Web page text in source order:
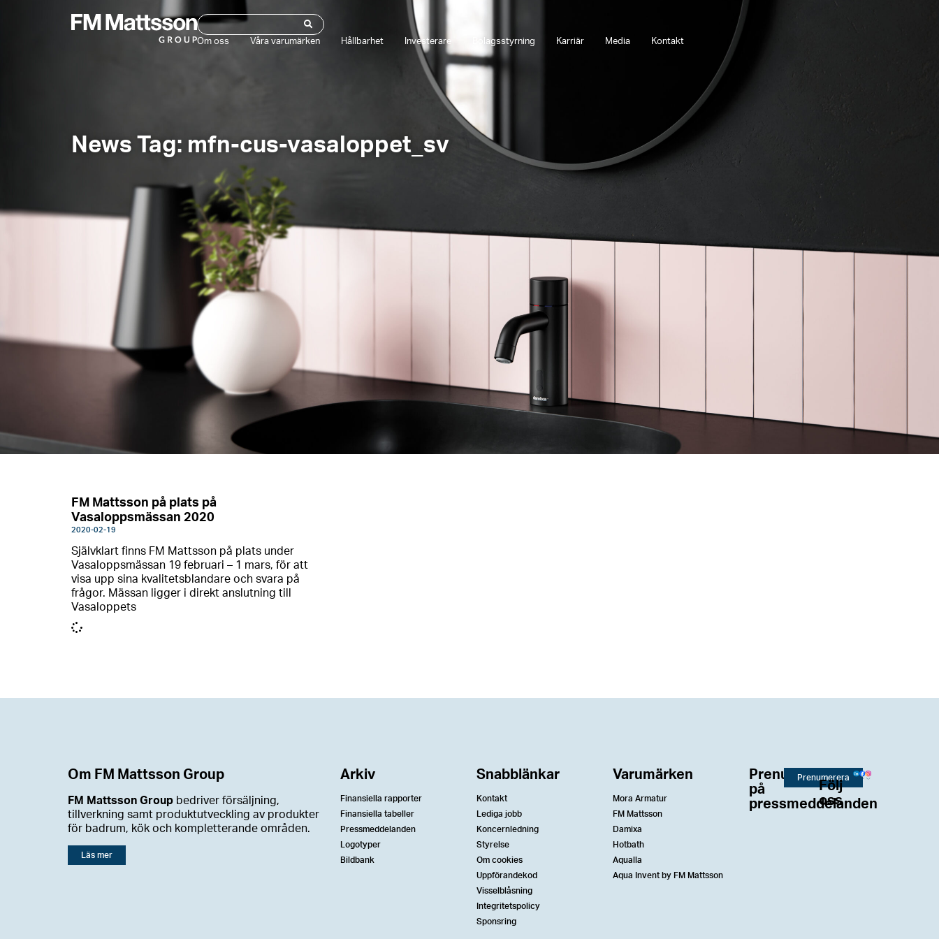
Om oss Våra varumärken Hållbarhet Investerare Bolagsstyrning Karriär Media Kontakt
News Tag: mfn-cus-vasaloppet_sv
FM Mattsson på plats på
Vasaloppsmässan 2020
2020-02-19
​Självklart finns FM Mattsson på plats under
Vasaloppsmässan 19 februari – 1 mars, för att
visa upp sina kvalitetsblandare och svara på
frågor. Mässan ligger i direkt anslutning till
Vasaloppets
Om FM Mattsson Group
FM Mattsson Group bedriver försäljning,
tillverkning samt produktutveckling av produkter
för badrum, kök och kompletterande områden.
Läs mer
Arkiv
Finansiella rapporter
Finansiella tabeller
Pressmeddelanden
Logotyper
Bildbank
Snabblänkar
Kontakt
Lediga jobb
Koncernledning
Styrelse
Om cookies
Uppförandekod
Visselblåsning
Integritetspolicy
Sponsring
Varumärken
Mora Armatur
FM Mattsson
Damixa
Hotbath
Aqualla
Aqua Invent by FM Mattsson
Prenumerera
på
pressmeddelanden
Prenumerera
Följ
oss